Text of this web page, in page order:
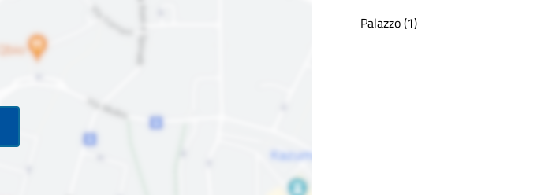
Palazzo (1)